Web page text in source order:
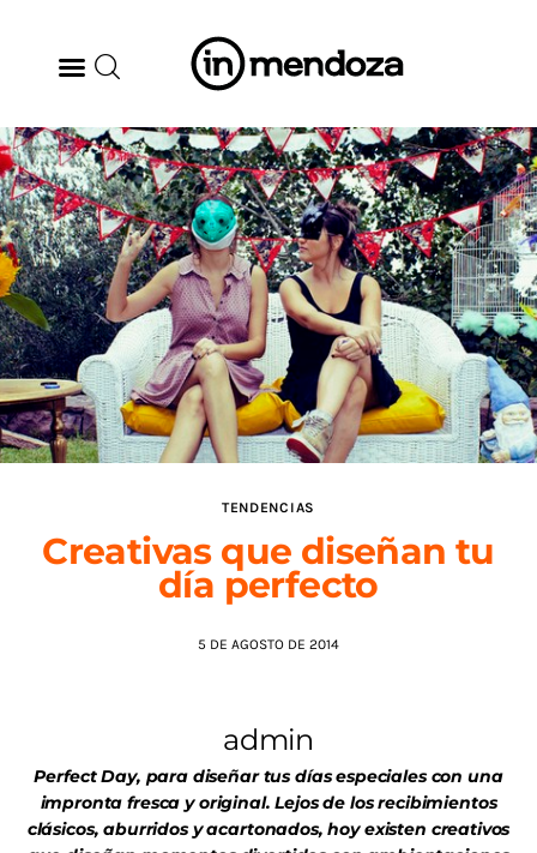
BODEGAS
GASTRONOMÍA
ARTE & CULTURA
MÚSICA
DÓNDE IR
TENDENCIAS
AGENDA
TENDENCIAS
Creativas que diseñan tu
día perfecto
5 DE AGOSTO DE 2014
admin
Perfect Day, para diseñar tus días especiales con una
impronta fresca y original. Lejos de los recibimientos
clásicos, aburridos y acartonados, hoy existen creativos